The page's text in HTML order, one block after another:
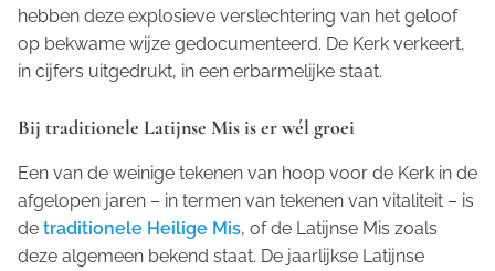
hebben deze explosieve verslechtering van het geloof
op bekwame wijze gedocumenteerd. De Kerk verkeert,
in cijfers uitgedrukt, in een erbarmelijke staat.
Bij traditionele Latijnse Mis is er wél groei
Een van de weinige tekenen van hoop voor de Kerk in de
afgelopen jaren – in termen van tekenen van vitaliteit – is
de traditionele Heilige Mis, of de Latijnse Mis zoals
deze algemeen bekend staat. De jaarlijkse Latijnse